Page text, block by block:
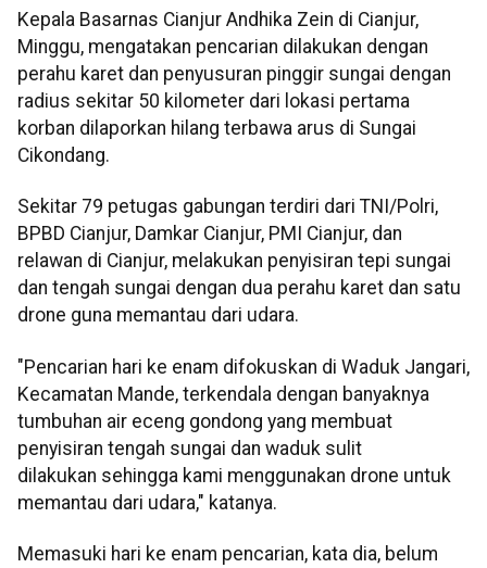
Kepala Basarnas Cianjur Andhika Zein di Cianjur,
Minggu, mengatakan pencarian dilakukan dengan
perahu karet dan penyusuran pinggir sungai dengan
radius sekitar 50 kilometer dari lokasi pertama
korban dilaporkan hilang terbawa arus di Sungai
Cikondang.
Sekitar 79 petugas gabungan terdiri dari TNI/Polri,
BPBD Cianjur, Damkar Cianjur, PMI Cianjur, dan
relawan di Cianjur, melakukan penyisiran tepi sungai
dan tengah sungai dengan dua perahu karet dan satu
drone guna memantau dari udara.
"Pencarian hari ke enam difokuskan di Waduk Jangari,
Kecamatan Mande, terkendala dengan banyaknya
tumbuhan air eceng gondong yang membuat
penyisiran tengah sungai dan waduk sulit
dilakukan sehingga kami menggunakan drone untuk
memantau dari udara," katanya.
Memasuki hari ke enam pencarian, kata dia, belum